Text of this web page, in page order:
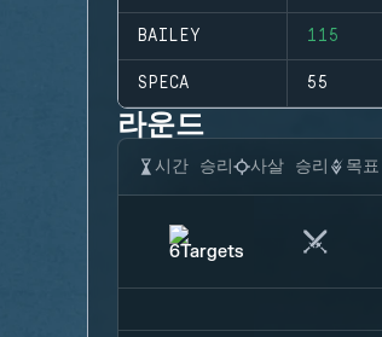
BAILEY 115
SPECA 55
라운드
시간 승리 사살 승리 목